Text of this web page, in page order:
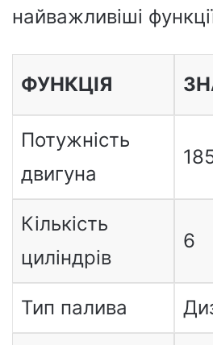
найважливіші
ФУНКЦІЯ
Потужність
двигуна
Кількість
циліндрів
6
Тип палива